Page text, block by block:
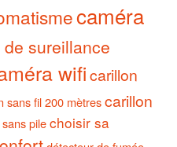
caméra
sureillance
wificarillon
sans fil 200 mètrescarillon
pilechoisir sa